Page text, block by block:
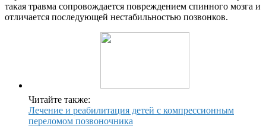
такая травма сопровождается повреждением спинного мозга и
отличается последующей нестабильностью позвонков.
Читайте также:
Лечение и реабилитация детей с компрессионным
переломом позвоночника